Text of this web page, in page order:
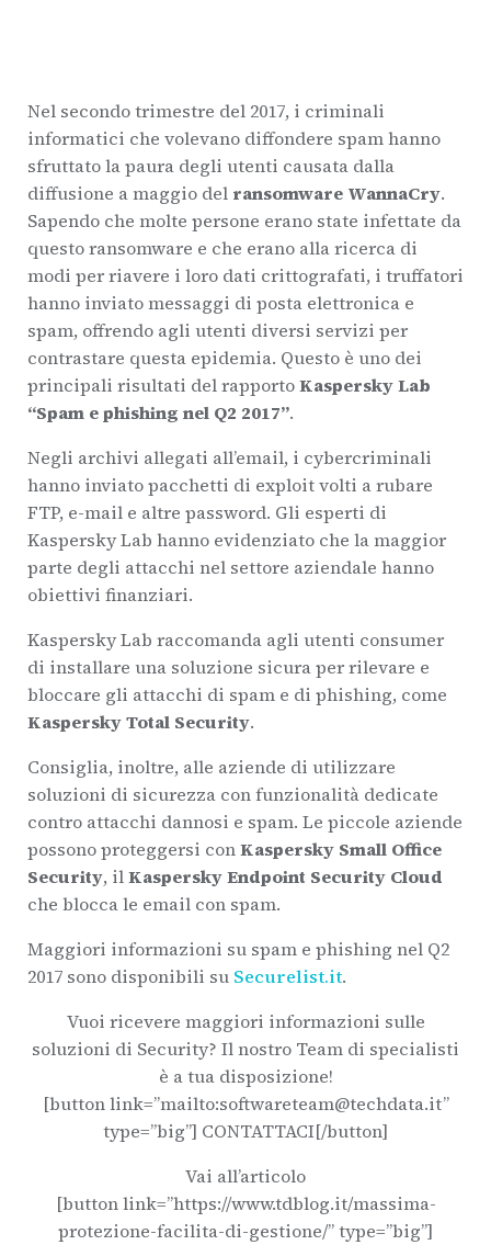
Nel secondo trimestre del 2017, i criminali
informatici che volevano diffondere spam hanno
sfruttato la paura degli utenti causata dalla
diffusione a maggio del ransomware WannaCry.
Sapendo che molte persone erano state infettate da
questo ransomware e che erano alla ricerca di
modi per riavere i loro dati crittografati, i truffatori
hanno inviato messaggi di posta elettronica e
spam, offrendo agli utenti diversi servizi per
contrastare questa epidemia. Questo è uno dei
principali risultati del rapportoKaspersky Lab
“Spam e phishing nel Q2 2017”.
Negli archivi allegati all’email, i cybercriminali
hanno inviato pacchetti di exploit volti a rubare
FTP, e-mail e altre password. Gli esperti di
Kaspersky Lab hanno evidenziato che la maggior
parte degli attacchi nel settore aziendale hanno
obiettivi finanziari.
Kaspersky Lab raccomanda agli utenti consumer
di installare una soluzione sicura per rilevare e
bloccare gli attacchi di spam e di phishing, come
Kaspersky Total Security.
Consiglia, inoltre, alle aziende di utilizzare
soluzioni di sicurezza con funzionalità dedicate
contro attacchi dannosi e spam. Le piccole aziende
possono proteggersi conKaspersky Small Office
Security, ilKaspersky Endpoint Security Cloud
che blocca le email con spam.
Maggiori informazioni su spam e phishing nel Q2
2017 sono disponibili su Securelist.it.
Vuoi ricevere maggiori informazioni sulle
soluzioni di Security? Il nostro Team di specialisti
è a tua disposizione!
[button link=”mailto:softwareteam@techdata.it”
type=”big”] CONTATTACI[/button]
Vai all’articolo
[button link=”https://www.tdblog.it/massima-
protezione-facilita-di-gestione/” type=”big”]